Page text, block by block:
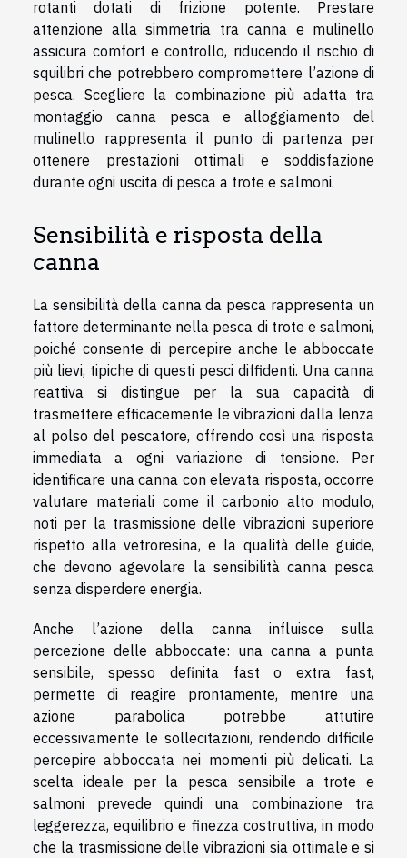
rotanti dotati di frizione potente. Prestare
attenzione alla simmetria tra canna e mulinello
assicura comfort e controllo, riducendo il rischio di
squilibri che potrebbero compromettere l’azione di
pesca. Scegliere la combinazione più adatta tra
montaggio canna pesca e alloggiamento del
mulinello rappresenta il punto di partenza per
ottenere prestazioni ottimali e soddisfazione
durante ogni uscita di pesca a trote e salmoni.
Sensibilità e risposta della
canna
La sensibilità della canna da pesca rappresenta un
fattore determinante nella pesca di trote e salmoni,
poiché consente di percepire anche le abboccate
più lievi, tipiche di questi pesci diffidenti. Una canna
reattiva si distingue per la sua capacità di
trasmettere efficacemente le vibrazioni dalla lenza
al polso del pescatore, offrendo così una risposta
immediata a ogni variazione di tensione. Per
identificare una canna con elevata risposta, occorre
valutare materiali come il carbonio alto modulo,
noti per la trasmissione delle vibrazioni superiore
rispetto alla vetroresina, e la qualità delle guide,
che devono agevolare la sensibilità canna pesca
senza disperdere energia.
Anche l’azione della canna influisce sulla
percezione delle abboccate: una canna a punta
sensibile, spesso definita fast o extra fast,
permette di reagire prontamente, mentre una
azione parabolica potrebbe attutire
eccessivamente le sollecitazioni, rendendo difficile
percepire abboccata nei momenti più delicati. La
scelta ideale per la pesca sensibile a trote e
salmoni prevede quindi una combinazione tra
leggerezza, equilibrio e finezza costruttiva, in modo
che la trasmissione delle vibrazioni sia ottimale e si